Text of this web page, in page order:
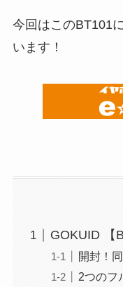
今回はこのBT101
います！
GOKUID 【
開封！
2つのフ